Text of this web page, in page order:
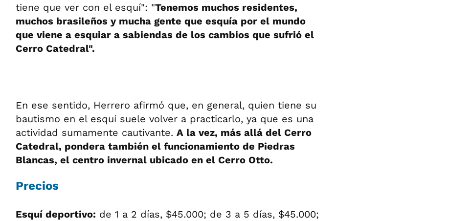
tiene que ver con el esquí": "Tenemos muchos residentes,
muchos brasileños y mucha gente que esquía por el mundo
que viene a esquiar a sabiendas de los cambios que sufrió el
Cerro Catedral".
En ese sentido, Herrero afirmó que, en general, quien tiene su
bautismo en el esquí suele volver a practicarlo, ya que es una
actividad sumamente cautivante. A la vez, más allá del Cerro
Catedral, pondera también el funcionamiento de Piedras
Blancas, el centro invernal ubicado en el Cerro Otto.
Precios
Esquí deportivo: de 1 a 2 días, $45.000; de 3 a 5 días, $45.000;